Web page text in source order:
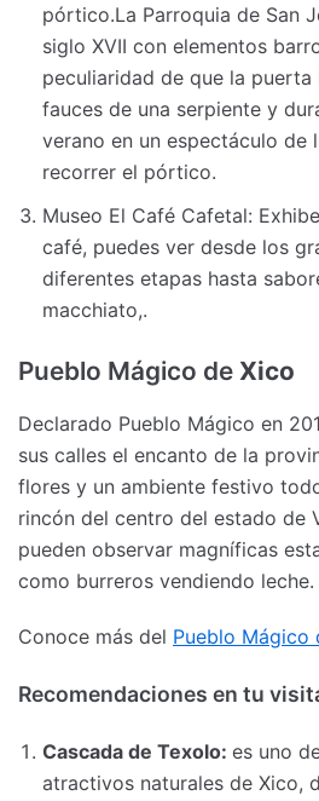
pórtico.La Parroquia de San
siglo XVII con elementos
peculiaridad de que la puerta
fauces de una serpiente y
verano en un espectáculo de
recorrer el pórtico.
Museo El Café Cafetal:
café, puedes ver desde los
diferentes etapas hasta
macchiato,.
Pueblo Mágico de Xico
Declarado Pueblo Mágico en
sus calles el encanto de la
flores y un ambiente festivo
rincón del centro del estado de
pueden observar magníficas
como burreros vendiendo leche.
Conoce más del Pueblo Mágico
Recomendaciones en tu
Cascada de Texolo: es uno
atractivos naturales de Xico,